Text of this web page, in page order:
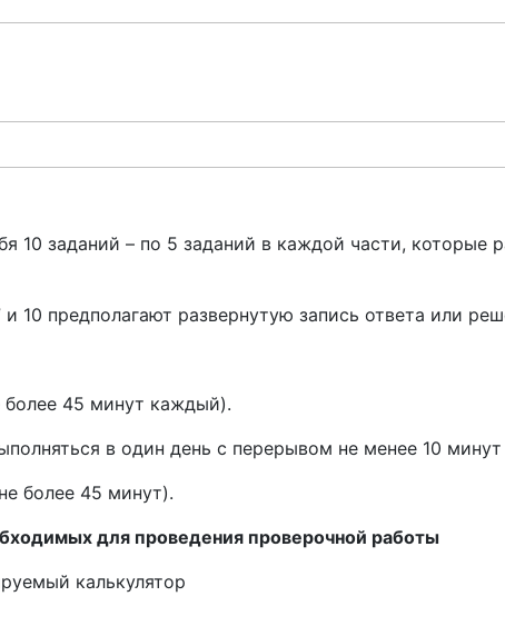
10 заданий – по 5 заданий в каждой части,
10 предполагают развернутую запись ответа или
более 45 минут каждый).
в один день с перерывом не менее 10
более 45 минут).
для проведения проверочной работы
калькулятор